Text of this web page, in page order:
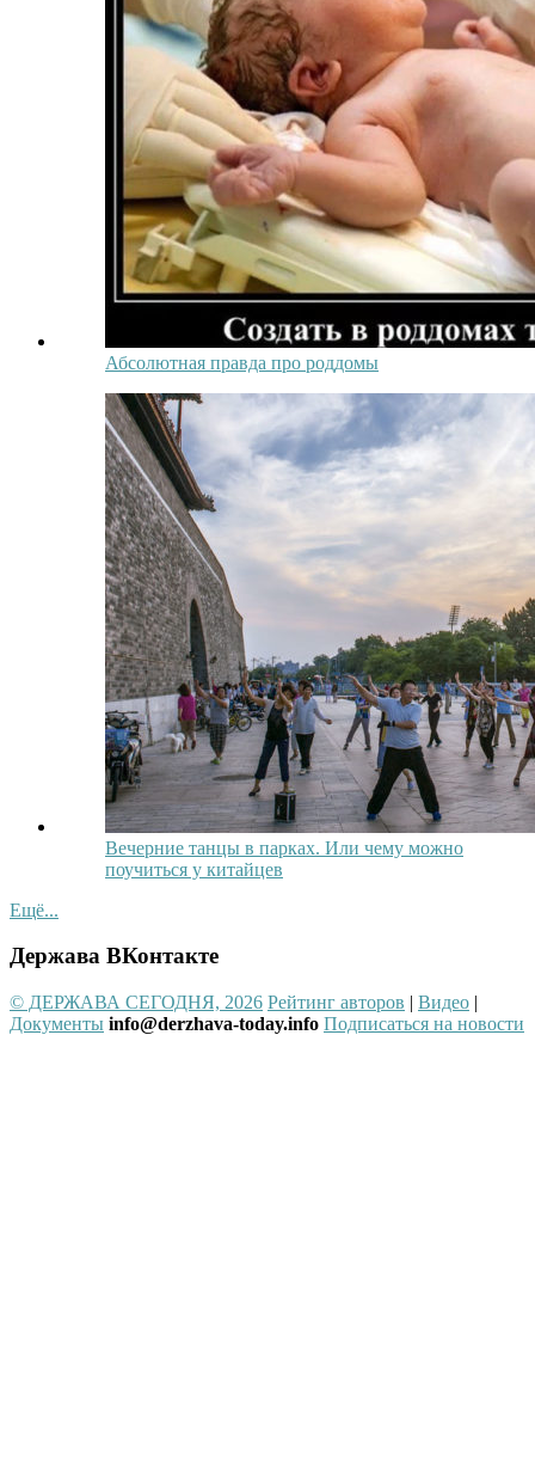
Абсолютная правда про роддомы
Вечерние танцы в парках. Или чему можно
поучиться у китайцев
Ещё...
Держава ВКонтакте
© ДЕРЖАВА СЕГОДНЯ, 2026 Рейтинг авторов | Видео |
Документы info@derzhava-today.info Подписаться на новости